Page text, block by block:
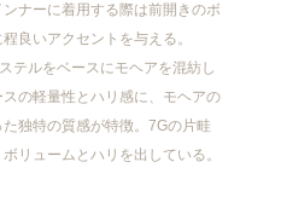
ナーに着用する際は前開きのボ
良いアクセントを与える。
テルをベースにモヘアを混紡し
の軽量性とハリ感に、モヘアの
独特の質感が特徴。7Gの片畦
リュームとハリを出している。